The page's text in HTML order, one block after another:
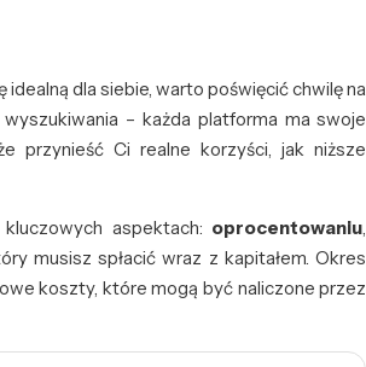
dla siebie, warto poświęcić chwilę na
– każda platforma ma swoje
przynieść Ci realne korzyści, jak niższe
aspektach: oprocentowaniu,
musisz spłacić wraz z kapitałem. Okres
koszty, które mogą być naliczone przez